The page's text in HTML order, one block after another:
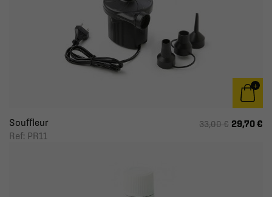
Souffleur
Ref: PR11
33,00 € 29,70 €